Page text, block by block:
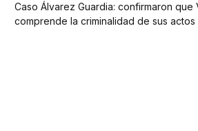
Caso Álvarez Guardia: confirmaron que
comprende la criminalidad de sus actos